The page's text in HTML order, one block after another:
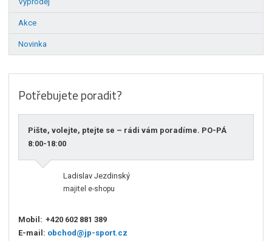
Akce
Novinka
Potřebujete poradit?
Pište, volejte, ptejte se – rádi vám poradíme. PO-PÁ
8:00-18:00
Ladislav Jezdinský
majitel e-shopu
Mobil: +420 602 881 389
E-mail: obchod@jp-sport.cz